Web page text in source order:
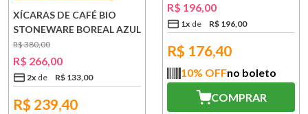
XÍCARAS DE CAFÉ BIO
STONEWARE BOREAL AZUL
6 PEÇAS
R$380,00
R$ 266,00
2x R$ 133,00
R$ 239,40
R$ 196,00
1x R$ 196,00
R$ 176,40
10% OFFno boleto
COMPRAR